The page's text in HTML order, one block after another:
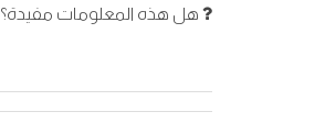
هل هذه المعلومات مفيدة؟